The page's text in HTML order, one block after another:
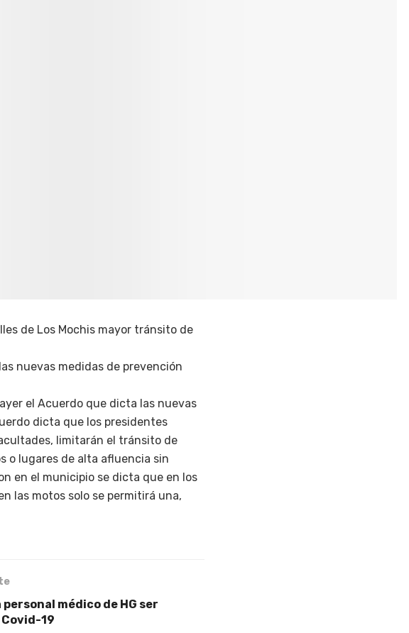
de Los Mochis mayor tránsito de
nuevas medidas de prevención
el Acuerdo que dicta las nuevas
dicta que los presidentes
limitarán el tránsito de
o lugares de alta afluencia sin
en el municipio se dicta que en los
las motos solo se permitirá una,
personal médico de HG ser
19